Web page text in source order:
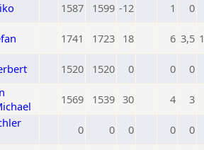
1587 1599 -12 1 0
1741 1723 18 6 3,5
1520 1520 0 0 0
1569 1539 30 4 3
0 0 0 0 0